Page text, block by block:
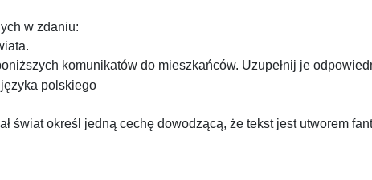
w zdaniu:
komunikatów do mieszkańców. Uzupełnij je
świat określ jedną cechę dowodzącą, że tekst jest utworem